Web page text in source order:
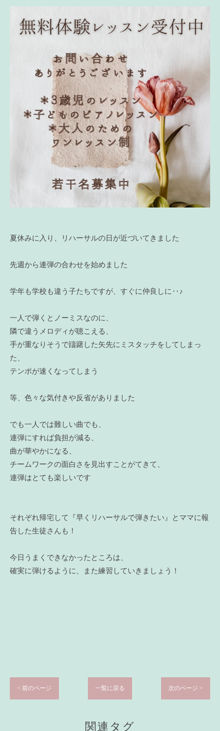
夏休みに入り、リハーサルの日が近づいてきました
先週から連弾の合わせを始めました
学年も学校も違う子たちですが、すぐに仲良しに‥♪
一人で弾くとノーミスなのに、
隣で違うメロディが聴こえる、
手が重なりそうで躊躇した矢先にミスタッチをしてしまっ
た、
テンポが速くなってしまう
等、色々な気付きや反省がありました
でも一人では難しい曲でも、
連弾にすれば負担が減る、
曲が華やかになる、
チームワークの面白さを見出すことがてきて、
連弾はとても楽しいです
それぞれ帰宅して『早くリハーサルで弾きたい』とママに報
告した生徒さんも！
今日うまくできなかったところは、
確実に弾けるように、また練習していきましょう！
< 前のページ 一覧に戻る 次のページ >
関連タグ